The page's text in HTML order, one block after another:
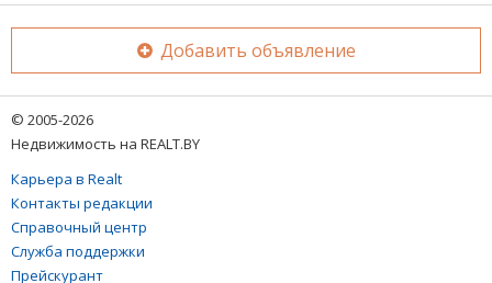
Добавить объявление
© 2005-2026
Недвижимость на REALT.BY
Карьера в Realt
Контакты редакции
Справочный центр
Служба поддержки
Прейскурант